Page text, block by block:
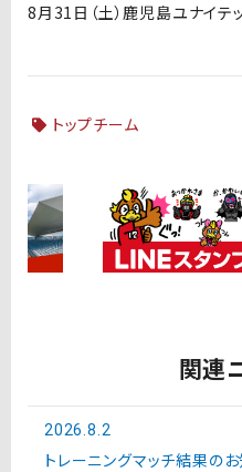
8月31日（土）鹿児島ユナイテ
トップチーム
関連
2026.8.2
トレーニングマッチ結果の